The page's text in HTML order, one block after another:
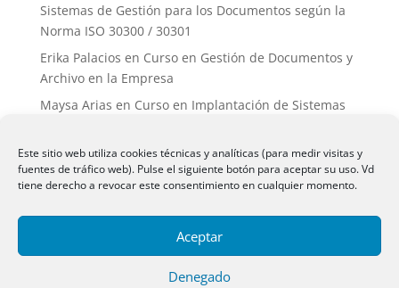
Este sitio web utiliza cookies técnicas y analíticas (para medir visitas y
fuentes de tráfico web). Pulse el siguiente botón para aceptar su uso. Vd
tiene derecho a revocar este consentimiento en cualquier momento.
Aceptar
Denegado
Sistemas de Gestión para los Documentos según la
Norma ISO 30300 / 30301
Erika Palacios en Curso en Gestión de Documentos y
Archivo en la Empresa
Maysa Arias en Curso en Implantación de Sistemas
30300 / 30301
Virginia Tellez.enSeguimiento y control